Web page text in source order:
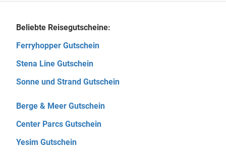
Beliebte Reisegutscheine:
Ferryhopper Gutschein
Stena Line Gutschein
Sonne und Strand Gutschein
Berge & Meer Gutschein
Center Parcs Gutschein
Yesim Gutschein